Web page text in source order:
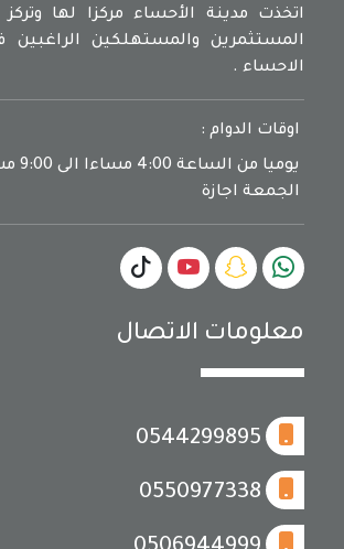
اتخذت مدينة الأحساء مركزا لها
المستثمرين والمستهلكين
الاحساء .
اوقات الدوام :
يوميا
الجمعة اجازة
معلومات الاتصال
0544299895
0550977338